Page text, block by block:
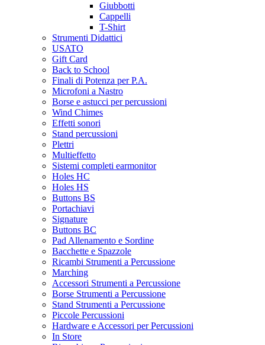
Giubbotti
Cappelli
T-Shirt
Strumenti Didattici
USATO
Gift Card
Back to School
Finali di Potenza per P.A.
Microfoni a Nastro
Borse e astucci per percussioni
Wind Chimes
Effetti sonori
Stand percussioni
Plettri
Multieffetto
Sistemi completi earmonitor
Holes HC
Holes HS
Buttons BS
Portachiavi
Signature
Buttons BC
Pad Allenamento e Sordine
Bacchette e Spazzole
Ricambi Strumenti a Percussione
Marching
Accessori Strumenti a Percussione
Borse Strumenti a Percussione
Stand Strumenti a Percussione
Piccole Percussioni
Hardware e Accessori per Percussioni
In Store